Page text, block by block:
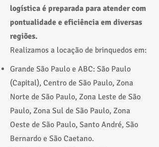
logística é preparada para atender com
pontualidade e eficiência em diversas
regiões.
Realizamos a locação de brinquedos em:
Grande São Paulo e ABC: São Paulo
(Capital), Centro de São Paulo, Zona
Norte de São Paulo, Zona Leste de São
Paulo, Zona Sul de São Paulo, Zona
Oeste de São Paulo, Santo André, São
Bernardo e São Caetano.